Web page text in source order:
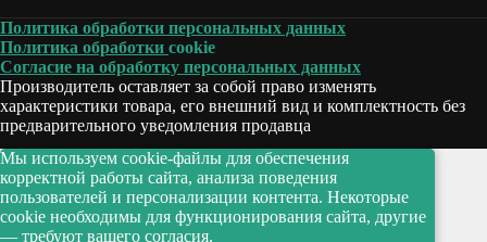
Политика обработки персональных данных
Политика обработки cookie
Согласие на обработку персональных данных
Производитель оставляет за собой право изменять
характеристики товара, его внешний вид и комплектность без
предварительного уведомления продавца
Мы используем cookie-файлы для обеспечения
корректной работы сайта, анализа поведения
пользователей и персонализации контента. Некоторые
cookie необходимы для функционирования сайта, другие
— требуют вашего согласия.